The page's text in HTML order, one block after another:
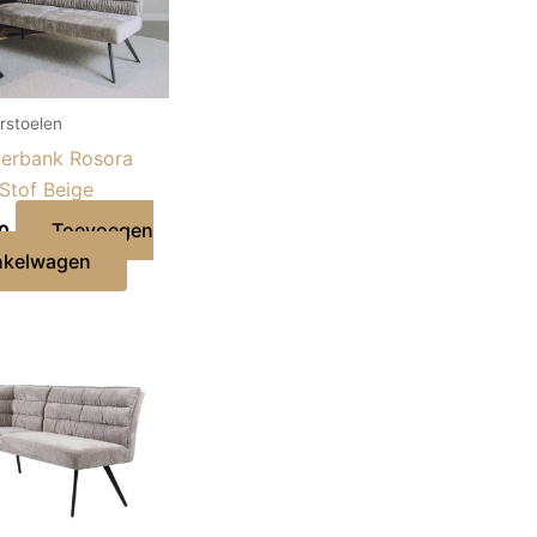
Rosora
Beige
Toevoegen